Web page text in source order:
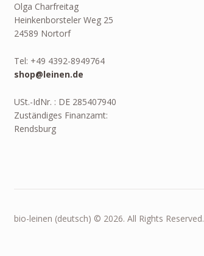
Olga Charfreitag
Heinkenborsteler Weg 25
24589 Nortorf
Tel: +49 4392-8949764
shop@leinen.de
USt.-IdNr. : DE 285407940
Zuständiges Finanzamt:
Rendsburg
bio-leinen (deutsch) © 2026. All Rights Reserved.